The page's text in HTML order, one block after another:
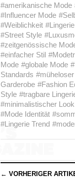
#amerikanische Mode
#Influencer Mode
#Weiblichkeit
#Street Style
#zeitgenössische
#einfacher Stil
Mode #globale Mode
Standards
Garderobe #Fashion
Style #tragbare
#minimalistischer Look
#Mode Identität
#Lingerie Trend
← VORHERIGER